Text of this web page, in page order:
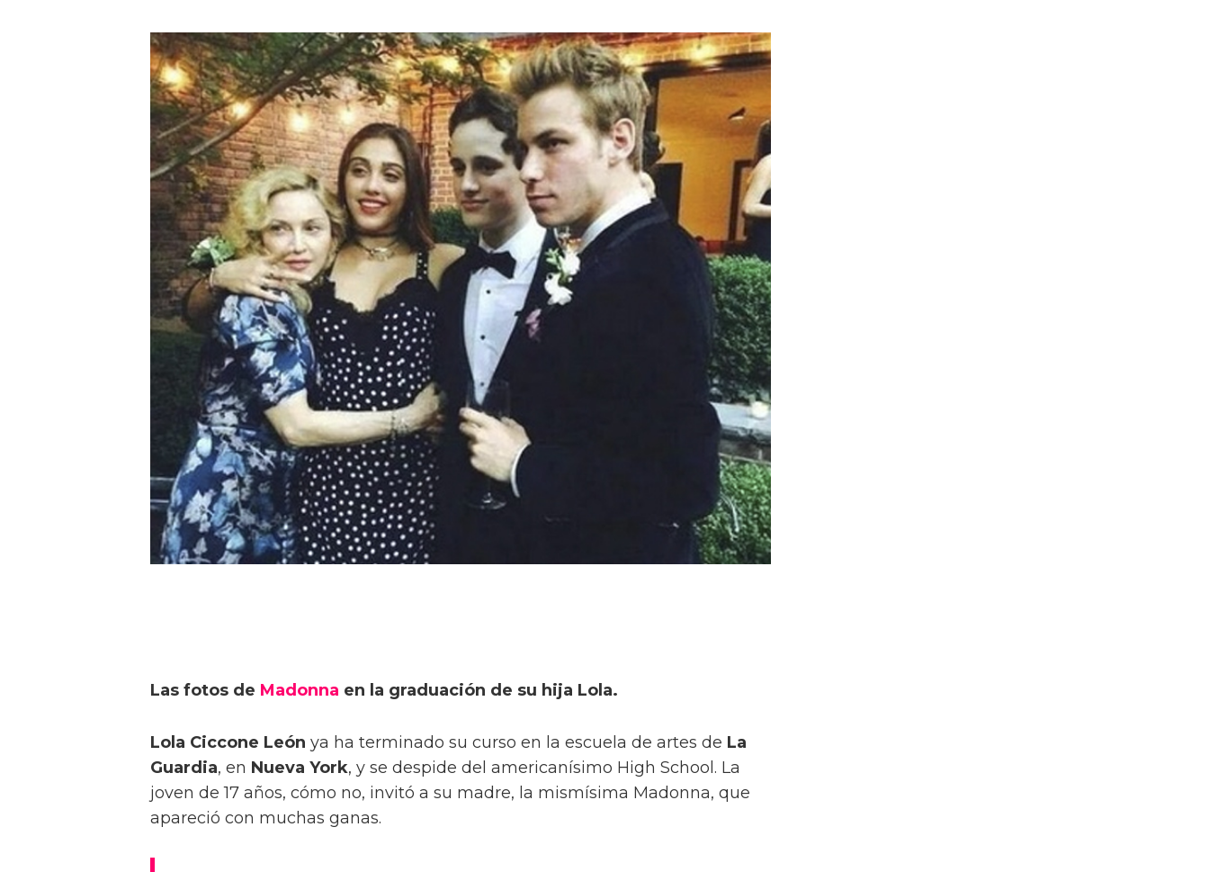
Las fotos de Madonna en la graduación de su hija Lola.
Lola Ciccone León ya ha terminado su curso en la escuela de artes de La
Guardia, en Nueva York, y se despide del americanísimo High School. La
joven de 17 años, cómo no, invitó a su madre, la mismísima Madonna, que
apareció con muchas ganas.